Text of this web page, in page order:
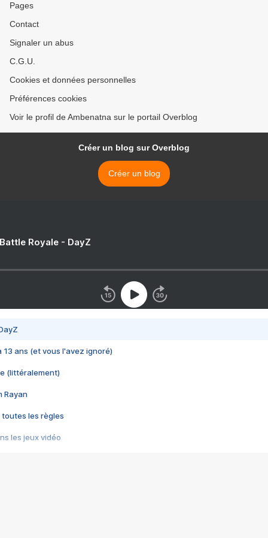
Pages
Contact
Signaler un abus
C.G.U.
Cookies et données personnelles
Préférences cookies
Voir le profil de Ambenatna sur le portail Overblog
Créer un blog sur Overblog
Créer un blog
Royale - DayZ
13 ans (et vous l'avez ignoré)
(littéralement)
Rayan
toutes les règles
les jeux vidéo